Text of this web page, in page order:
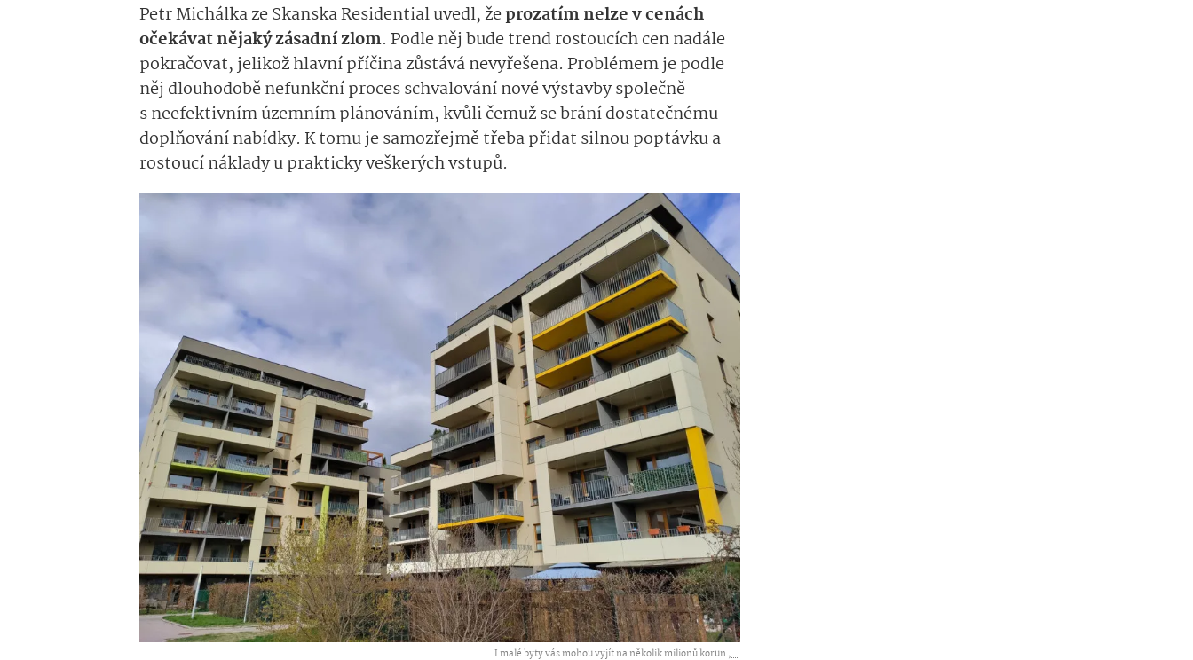
Petr Michálka ze Skanska Residential uvedl, žeprozatím nelze v cenách
očekávat nějaký zásadní zlom. Podle něj bude trend rostoucích cen nadále
pokračovat, jelikož hlavní příčina zůstává nevyřešena. Problémem je podle
něj dlouhodobě nefunkční proces schvalování nové výstavby společně
s neefektivním územním plánováním, kvůli čemuž se brání dostatečnému
doplňování nabídky. K tomu je samozřejmě třeba přidat silnou poptávku a
rostoucí náklady u prakticky veškerých vstupů.
I malé byty vás mohou vyjít na několik milionů korun ,...